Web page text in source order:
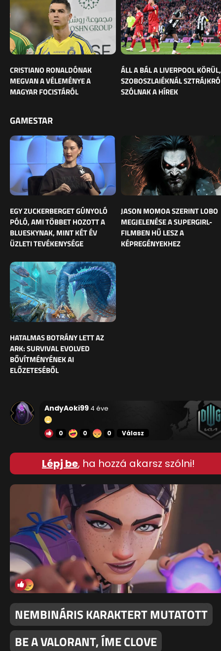
CRISTIANO RONALDÓNAK
MEGVAN A VÉLEMÉNYE A
MAGYAR FOCISTÁRÓL
ÁLL A BÁL A LIVERPOOL KÖRÜL,
SZOBOSZLAIÉKNÁL
SZÓLNAK A HÍREK
GAMESTAR
EGY ZUCKERBERGET GÚNYOLÓ
PÓLÓ, AMI TÖBBET HOZOTT A
BLUESKYNAK, MINT KÉT ÉV
ÜZLETI TEVÉKENYSÉGE
JASON MOMOA SZERINT LOBO
MEGJELENÉSE A SUPERGIRL-
FILMBEN HŰ LESZ A
KÉPREGÉNYEKHEZ
HATALMAS BOTRÁNY LETT AZ
ARK: SURVIVAL EVOLVED
BŐVÍTMÉNYÉNEK AI
ELŐZETESÉBŐL
AndyAoki99 4 éve
0 0 0 Válasz
Lépj be, ha hozzá akarsz szólni!
NEMBINÁRIS KARAKTERT MUTATOTT
BE A VALORANT, ÍME CLOVE